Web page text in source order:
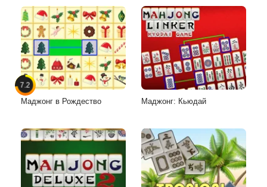
7.2
Маджонг в Рождество Маджонг: Кьюдай